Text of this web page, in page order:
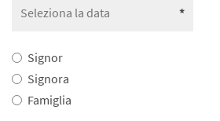
Signor
Signora
Famiglia